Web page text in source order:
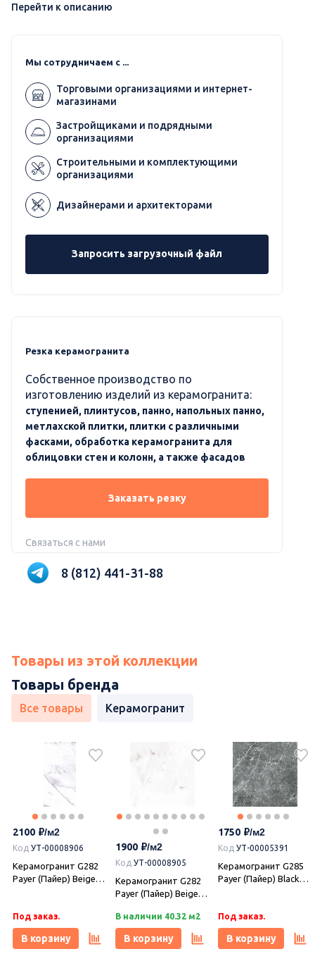
Перейти к описанию
Мы сотрудничаем с ...
Торговыми организациями и интернет-
магазинами
Застройщиками и подрядными
организациями
Строительными и комплектующими
организациями
Дизайнерами и архитекторами
Запросить загрузочный файл
Резка керамогранита
Собственное производство по
изготовлению изделий из керамогранита:
ступенией, плинтусов, панно, напольных панно,
метлахской плитки, плитки с различными
фасками, обработка керамогранита для
облицовки стен и колонн, а также фасадов
Заказать резку
Связаться с нами
8 (812) 441-31-88
Товары из этой коллекции
Товары бренда
Все товары Керамогранит
2100
Код УТ-00008906
Керамогранит G282
Payer (Пайер) Beige
Под заказ.
В корзину
1900
Код УТ-00008905
Керамогранит G282
Payer (Пайер) Beige
Гранитея
В наличии 40.32 м2
В корзину
1750
Код УТ-00005391
Керамогранит G285
Payer (Пайер) Black
Под заказ.
В корзину